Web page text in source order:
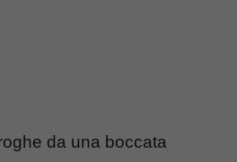
da una boccata